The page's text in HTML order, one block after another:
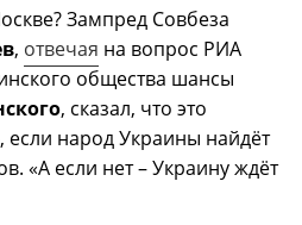
Зампред Совбеза
, отвечая на вопрос РИА
общества шансы
, сказал, что это
народ Украины найдёт
«А если нет – Украину ждёт